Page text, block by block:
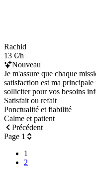
Rachid
13 €/h
Nouveau
Je m'assure que chaque
satisfaction est ma
solliciter pour vos besoins
Satisfait ou refait
Ponctualité et fiabilité
Calme et patient
Précédent
Page 1
1
2